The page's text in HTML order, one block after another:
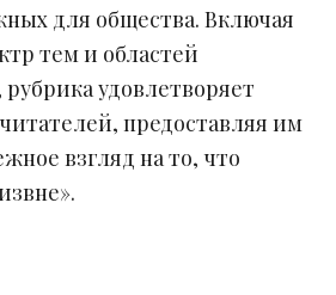
для общества. Включая
тем и областей
удовлетворяет
предоставляя им
взгляд на то, что